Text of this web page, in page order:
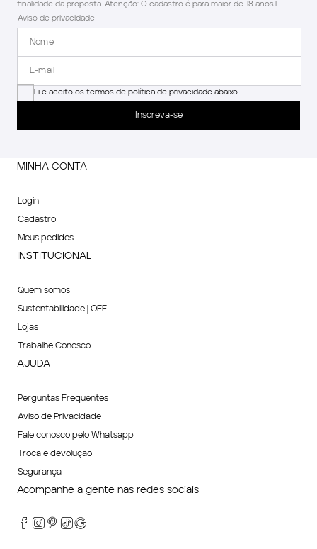
finalidade da proposta. Atenção: O cadastro é para maior de 18 anos.l
Aviso de privacidade
Li e aceito os termos de política de privacidade abaixo.
Inscreva-se
MINHA CONTA
Login
Cadastro
Meus pedidos
INSTITUCIONAL
Quem somos
Sustentabilidade | OFF
Lojas
Trabalhe Conosco
AJUDA
Perguntas Frequentes
Aviso de Privacidade
Fale conosco pelo Whatsapp
Troca e devolução
Segurança
Acompanhe a gente nas redes sociais